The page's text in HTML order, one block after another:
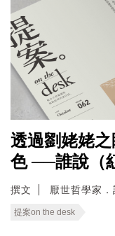
透過劉姥姥
色 ──誰說（
撰文 厭世哲學家
提案on the desk